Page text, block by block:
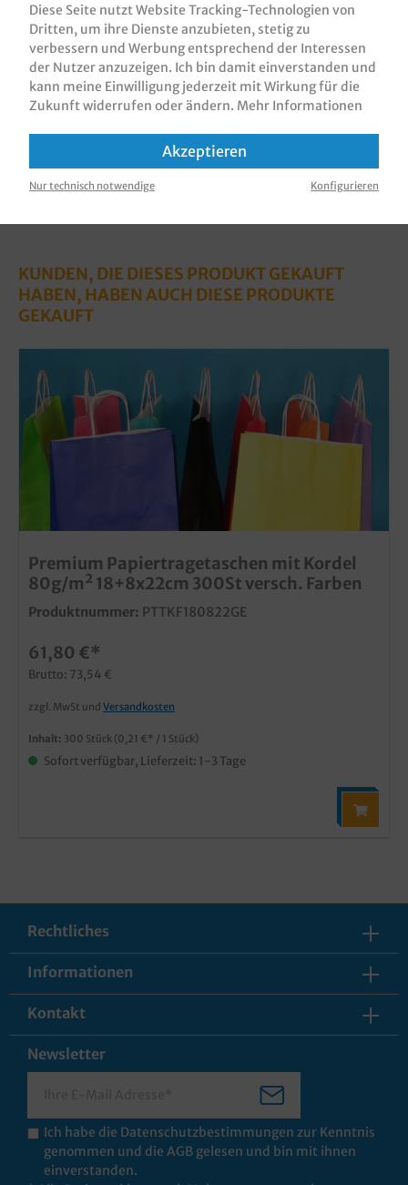
Tragetaschen aus Papier, 22+11x28cm, 70g, mit
Flachhenkel, verschiedene F…Mehr
Bewertungen
Informationen zur Produktsicherheit
KUNDEN, DIE DIESES PRODUKT GEKAUFT
HABEN, HABEN AUCH DIESE PRODUKTE
GEKAUFT
Premium Papiertragetaschen mit Kordel
80g/m² 18+8x22cm 300St versch. Farben
Produktnummer: PTTKF180822GE
61,80 €*
Brutto: 73,54 €
zzgl. MwSt und Versandkosten
Inhalt: 300 Stück (0,21 €* / 1 Stück)
Sofort verfügbar, Lieferzeit: 1-3 Tage
Rechtliches
Informationen
Kontakt
Newsletter
Ich habe die Datenschutzbestimmungen zur Kenntnis
genommen und die AGB gelesen und bin mit ihnen
einverstanden.
Diese Seite nutzt Website Tracking-Technologien von
Dritten, um ihre Dienste anzubieten, stetig zu
verbessern und Werbung entsprechend der Interessen
der Nutzer anzuzeigen. Ich bin damit einverstanden und
kann meine Einwilligung jederzeit mit Wirkung für die
Zukunft widerrufen oder ändern. Mehr Informationen
Akzeptieren
Nur technisch notwendige Konfigurieren